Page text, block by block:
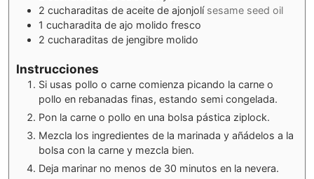
2 cucharaditas de aceite de ajonjolí sesame seed oil
1 cucharadita de ajo molido fresco
2 cucharaditas de jengibre molido
Instrucciones
Si usas pollo o carne comienza picando la carne o
pollo en rebanadas finas, estando semi congelada.
Pon la carne o pollo en una bolsa pástica ziplock.
Mezcla los ingredientes de la marinada y añádelos a la
bolsa con la carne y mezcla bien.
Deja marinar no menos de 30 minutos en la nevera.